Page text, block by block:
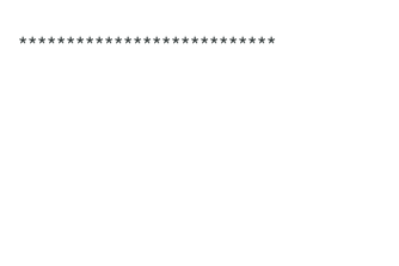
***************************